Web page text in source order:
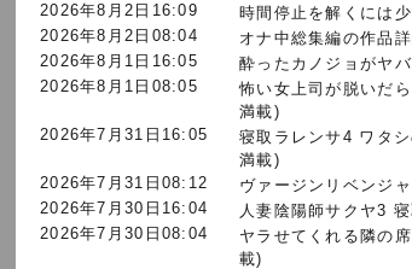
2026年8月2日16:09
時間停止を解くには
2026年8月2日08:04
オナ中総集編の作品
2026年8月1日16:05
酔ったカノジョがヤ
2026年8月1日08:05
怖い女上司が脱いだ
満載)
2026年7月31日16:05
寝取ラレンサ4 ワタ
満載)
2026年7月31日08:12
ヴァージンリベンジ
2026年7月30日16:04
人妻陰陽師サクヤ3
2026年7月30日08:04
ヤラせてくれる隣の
載)